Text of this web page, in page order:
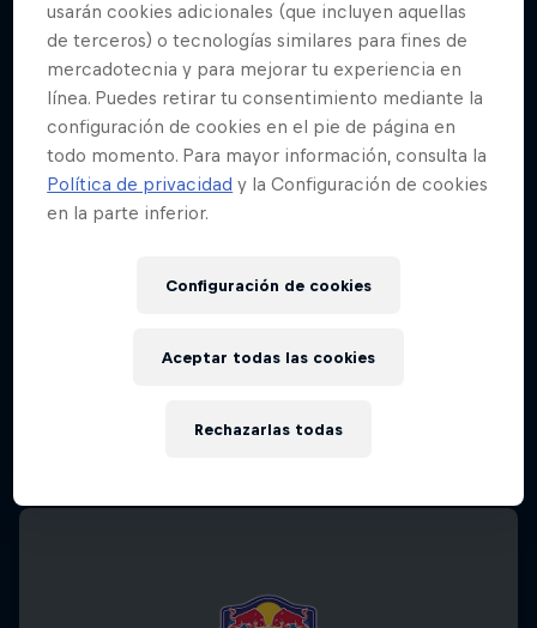
usarán cookies adicionales (que incluyen aquellas
de terceros) o tecnologías similares para fines de
mercadotecnia y para mejorar tu experiencia en
línea. Puedes retirar tu consentimiento mediante la
configuración de cookies en el pie de página en
todo momento. Para mayor información, consulta la
Política de privacidad y la Configuración de cookies
en la parte inferior.
Configuración de cookies
Rechazarlas todas
Aceptar todas las cookies